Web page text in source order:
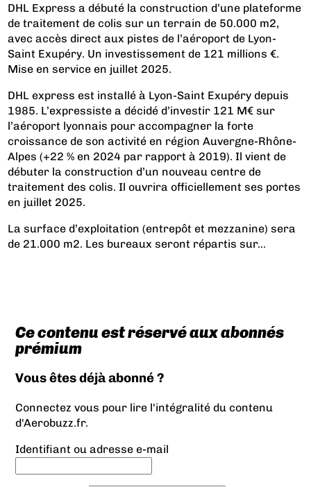
DHL Express a débuté la construction d’une plateforme
de traitement de colis sur un terrain de 50.000 m2,
avec accès direct aux pistes de l’aéroport de Lyon-
Saint Exupéry. Un investissement de 121 millions €.
Mise en service en juillet 2025.
DHL express est installé à Lyon-Saint Exupéry depuis
1985. L’expressiste a décidé d’investir 121 M€ sur
l’aéroport lyonnais pour accompagner la forte
croissance de son activité en région Auvergne-Rhône-
Alpes (+22 % en 2024 par rapport à 2019). Il vient de
débuter la construction d’un nouveau centre de
traitement des colis. Il ouvrira officiellement ses portes
en juillet 2025.
La surface d’exploitation (entrepôt et mezzanine) sera
de 21.000 m2. Les bureaux seront répartis sur...
Ce contenu est réservé aux abonnés
prémium
Vous êtes déjà abonné ?
Connectez vous pour lire l'intégralité du contenu
d'Aerobuzz.fr.
Identifiant ou adresse e-mail